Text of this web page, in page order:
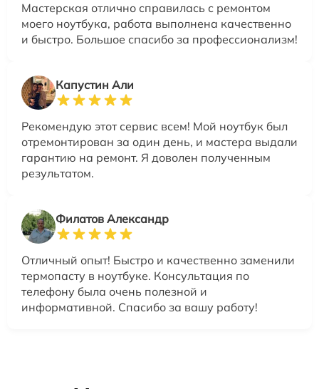
Мастерская отлично справилась с ремонтом
моего ноутбука, работа выполнена качественно
и быстро. Большое спасибо за профессионализм!
Капустин Али
Рекомендую этот сервис всем! Мой ноутбук был
отремонтирован за один день, и мастера выдали
гарантию на ремонт. Я доволен полученным
результатом.
Филатов Александр
Отличный опыт! Быстро и качественно заменили
термопасту в ноутбуке. Консультация по
телефону была очень полезной и
информативной. Спасибо за вашу работу!